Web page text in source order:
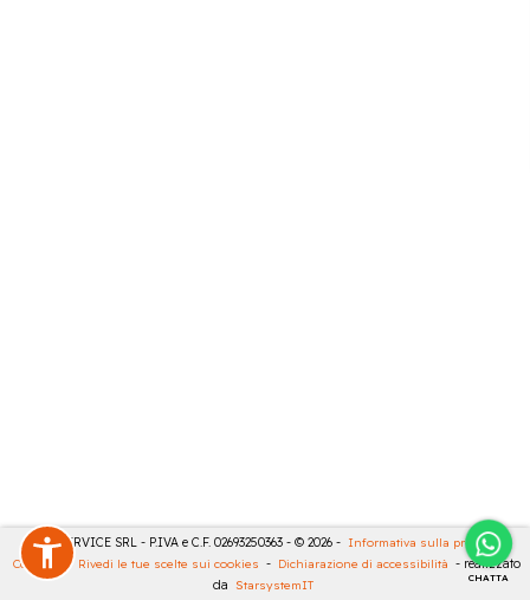
CHATTA
CASA SERVICE SRL - P.IVA e C.F. 02693250363 - © 2026 - Informativa sulla privacy -
Cookies
- Rivedi le tue scelte sui cookies - Dichiarazione di accessibilità - realizzato
da StarsystemIT